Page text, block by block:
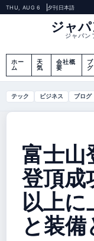
THU, AUG 6 夕刊日本語
ジャジャパン
ホー
ム
天
気
会社概
要
ブ
グ
テック ビジネス ブログ
富士山
登頂成
以上
と装